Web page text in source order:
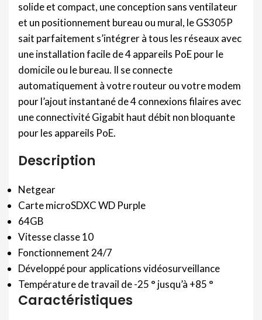
solide et compact, une conception sans ventilateur
et un positionnement bureau ou mural, le GS305P
sait parfaitement s’intégrer à tous les réseaux avec
une installation facile de 4 appareils PoE pour le
domicile ou le bureau. Il se connecte
automatiquement à votre routeur ou votre modem
pour l’ajout instantané de 4 connexions filaires avec
une connectivité Gigabit haut débit non bloquante
pour les appareils PoE.
Description
Netgear
Carte microSDXC WD Purple
64GB
Vitesse classe 10
Fonctionnement 24/7
Développé pour applications vidéosurveillance
Température de travail de -25 ° jusqu’à +85 °
Caractéristiques